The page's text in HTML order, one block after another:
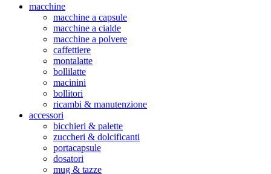
macchine
macchine a capsule
macchine a cialde
macchine a polvere
caffettiere
montalatte
bollilatte
macinini
bollitori
ricambi & manutenzione
accessori
bicchieri & palette
zuccheri & dolcificanti
portacapsule
dosatori
mug & tazze